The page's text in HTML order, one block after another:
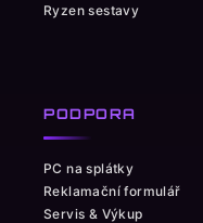
Ryzen sestavy
PODPORA
PC na splátky
Reklamační formulář
Servis & Výkup